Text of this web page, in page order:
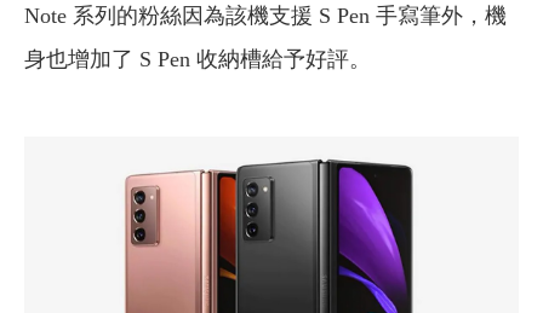
Note 系列的粉絲因為該機支援 S Pen 手寫筆外，機
身也增加了 S Pen 收納槽給予好評。